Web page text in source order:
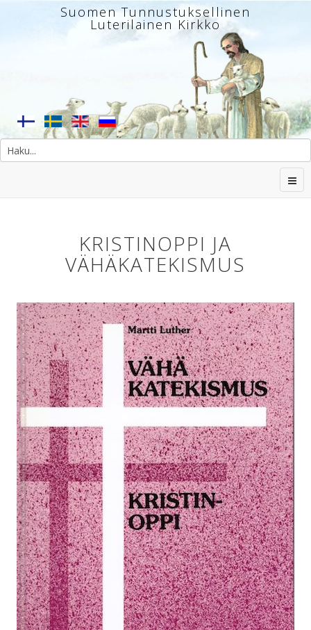
Suomen Tunnustuksellinen
Luterilainen Kirkko
KRISTINOPPI JA
VÄHÄKATEKISMUS